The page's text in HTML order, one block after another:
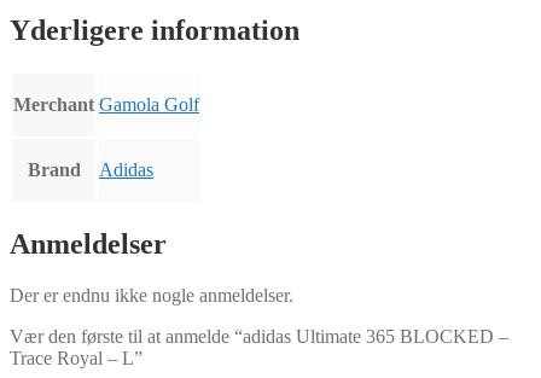
Yderligere information
Merchant Gamola Golf
Brand Adidas
Anmeldelser
Der er endnu ikke nogle anmeldelser.
Vær den første til at anmelde “adidas Ultimate 365 BLOCKED –
Trace Royal – L”